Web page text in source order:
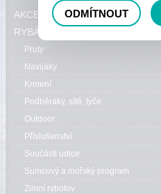
AKCE, SLEVY, VÝPRODEJ
RYBÁŘSKÝ SORTIMENT
Pruty
Navijáky
Krmení
Podběráky, sítě, tyče
Outdoor
Příslušenství
Součásti udice
Sumcový a mořský program
Zimní rybolov
ODMÍTNOUT